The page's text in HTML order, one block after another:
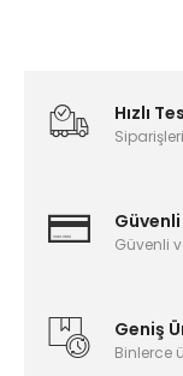
Hızlı
Güvenli
Güvenli
Geniş
Binlerce